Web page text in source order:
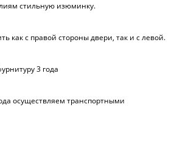
стильную изюминку.
как с правой стороны двери, так и с левой.
3 года
осуществляем транспортными